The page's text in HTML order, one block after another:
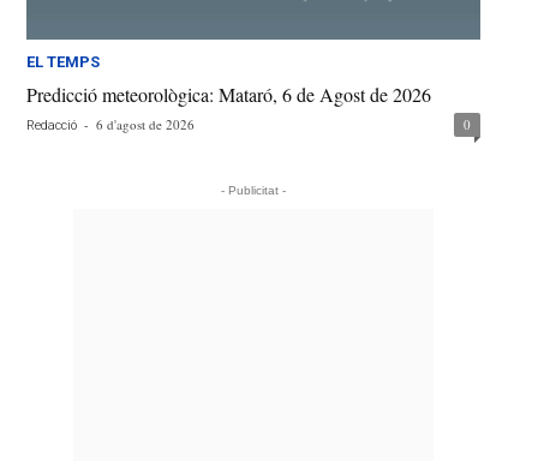
EL TEMPS
Predicció meteorològica: Mataró, 6 de Agost de 2026
Redacció - 6 d'agost de 2026 0
- Publicitat -